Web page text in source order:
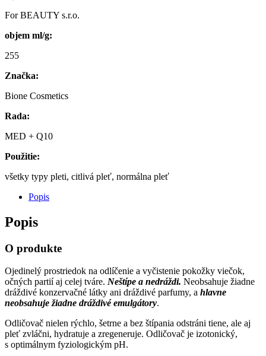
For BEAUTY s.r.o.
objem ml/g:
255
Značka:
Bione Cosmetics
Rada:
MED + Q10
Použitie:
všetky typy pleti, citlivá pleť, normálna pleť
Popis
Popis
O produkte
Ojedinelý prostriedok na odlíčenie a vyčistenie pokožky viečok,
očných partií aj celej tváre. Neštípe a nedráždi. Neobsahuje žiadne
dráždivé konzervačné látky ani dráždivé parfumy, a hlavne
neobsahuje žiadne dráždivé emulgátory.
Odličovač nielen rýchlo, šetrne a bez štípania odstráni tiene, ale aj
pleť zvláčni, hydratuje a zregeneruje. Odličovač je izotonický,
s optimálnym fyziologickým pH.